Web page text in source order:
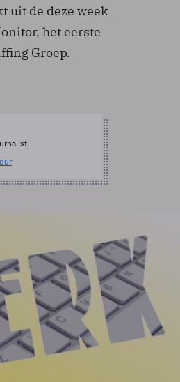
uit de deze week
het eerste
Groep.